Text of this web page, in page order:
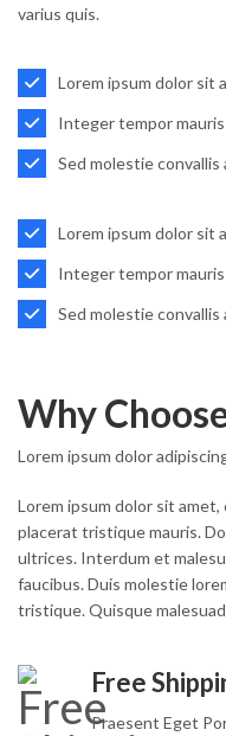
varius quis.
Lorem ipsum dolor sit
Integer tempor
Sed molestie convallis
Lorem ipsum dolor sit
Integer tempor
Sed molestie convallis
Why
Lorem ipsum dolor
Lorem ipsum dolor sit
placerat tristique mauris.
ultrices. Interdum et
faucibus. Duis molestie
tristique. Quisque
Free
Praesent Eget